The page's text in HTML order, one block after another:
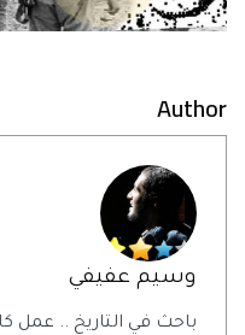
Author
وسيم عفيفي
باحث في التاريخ .. عمل